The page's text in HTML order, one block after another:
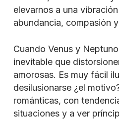
elevarnos a una
abundancia, compasión
Cuando Venus y
inevitable que
amorosas. Es muy fácil
desilusionarse ¿el
románticas, con
situaciones y a ver